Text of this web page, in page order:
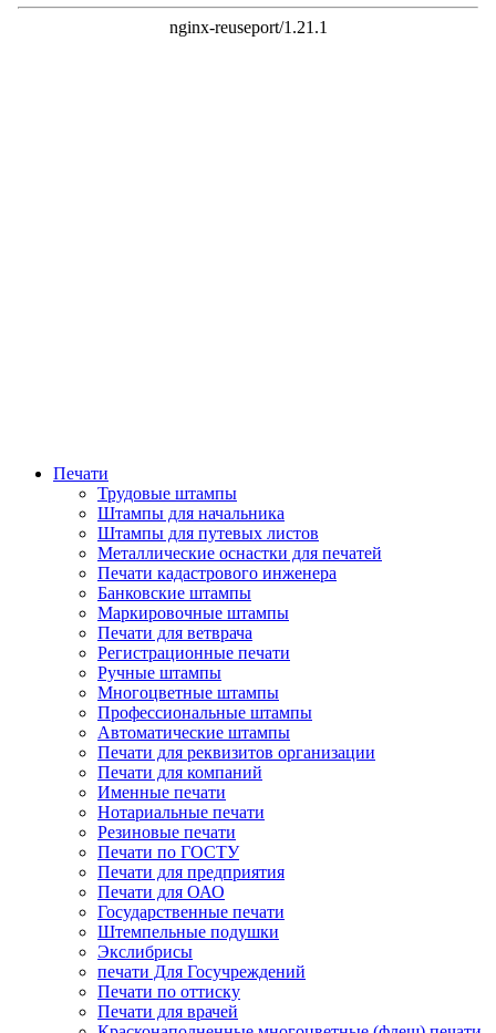
Печати
Трудовые штампы
Штампы для начальника
Штампы для путевых листов
Металлические оснастки для печатей
Печати кадастрового инженера
Банковские штампы
Маркировочные штампы
Печати для ветврача
Регистрационные печати
Ручные штампы
Многоцветные штампы
Профессиональные штампы
Автоматические штампы
Печати для реквизитов организации
Печати для компаний
Именные печати
Нотариальные печати
Резиновые печати
Печати по ГОСТУ
Печати для предприятия
Печати для ОАО
Государственные печати
Штемпельные подушки
Экслибрисы
печати Для Госучреждений
Печати по оттиску
Печати для врачей